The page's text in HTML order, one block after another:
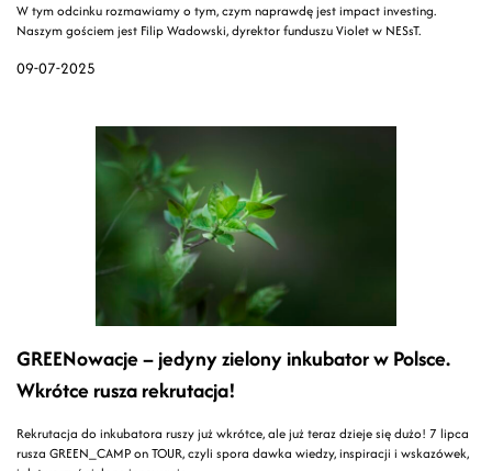
09-07-2025
W tym odcinku rozmawiamy o tym, czym naprawdę jest impact investing.
Naszym gościem jest Filip Wadowski, dyrektor funduszu Violet w NESsT.
GREENowacje – jedyny zielony inkubator w Polsce.
Wkrótce rusza rekrutacja!
Rekrutacja do inkubatora ruszy już wkrótce, ale już teraz dzieje się dużo! 7 lipca
rusza GREEN_CAMP on TOUR, czyli spora dawka wiedzy, inspiracji i wskazówek,